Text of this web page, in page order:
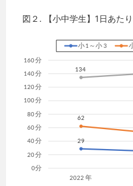
図２. 【小中学生】1日あた